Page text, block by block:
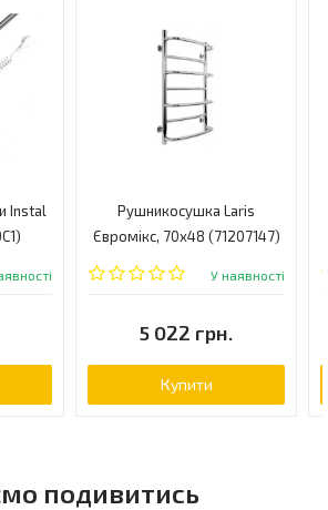
Instal
Рушникосушка Laris
Євромікс, 70x48 (71207147)
У наявності
5 022 грн.
Купити
подивитись